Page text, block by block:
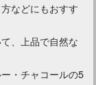
などにもおすす
、上品で自然な
・チャコールの5